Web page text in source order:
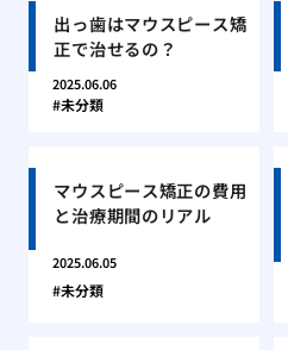
出っ歯はマウスピース矯
正で治せるの？
2025.06.06
未分類
マウスピース矯正の費用
と治療期間のリアル
2025.06.05
未分類